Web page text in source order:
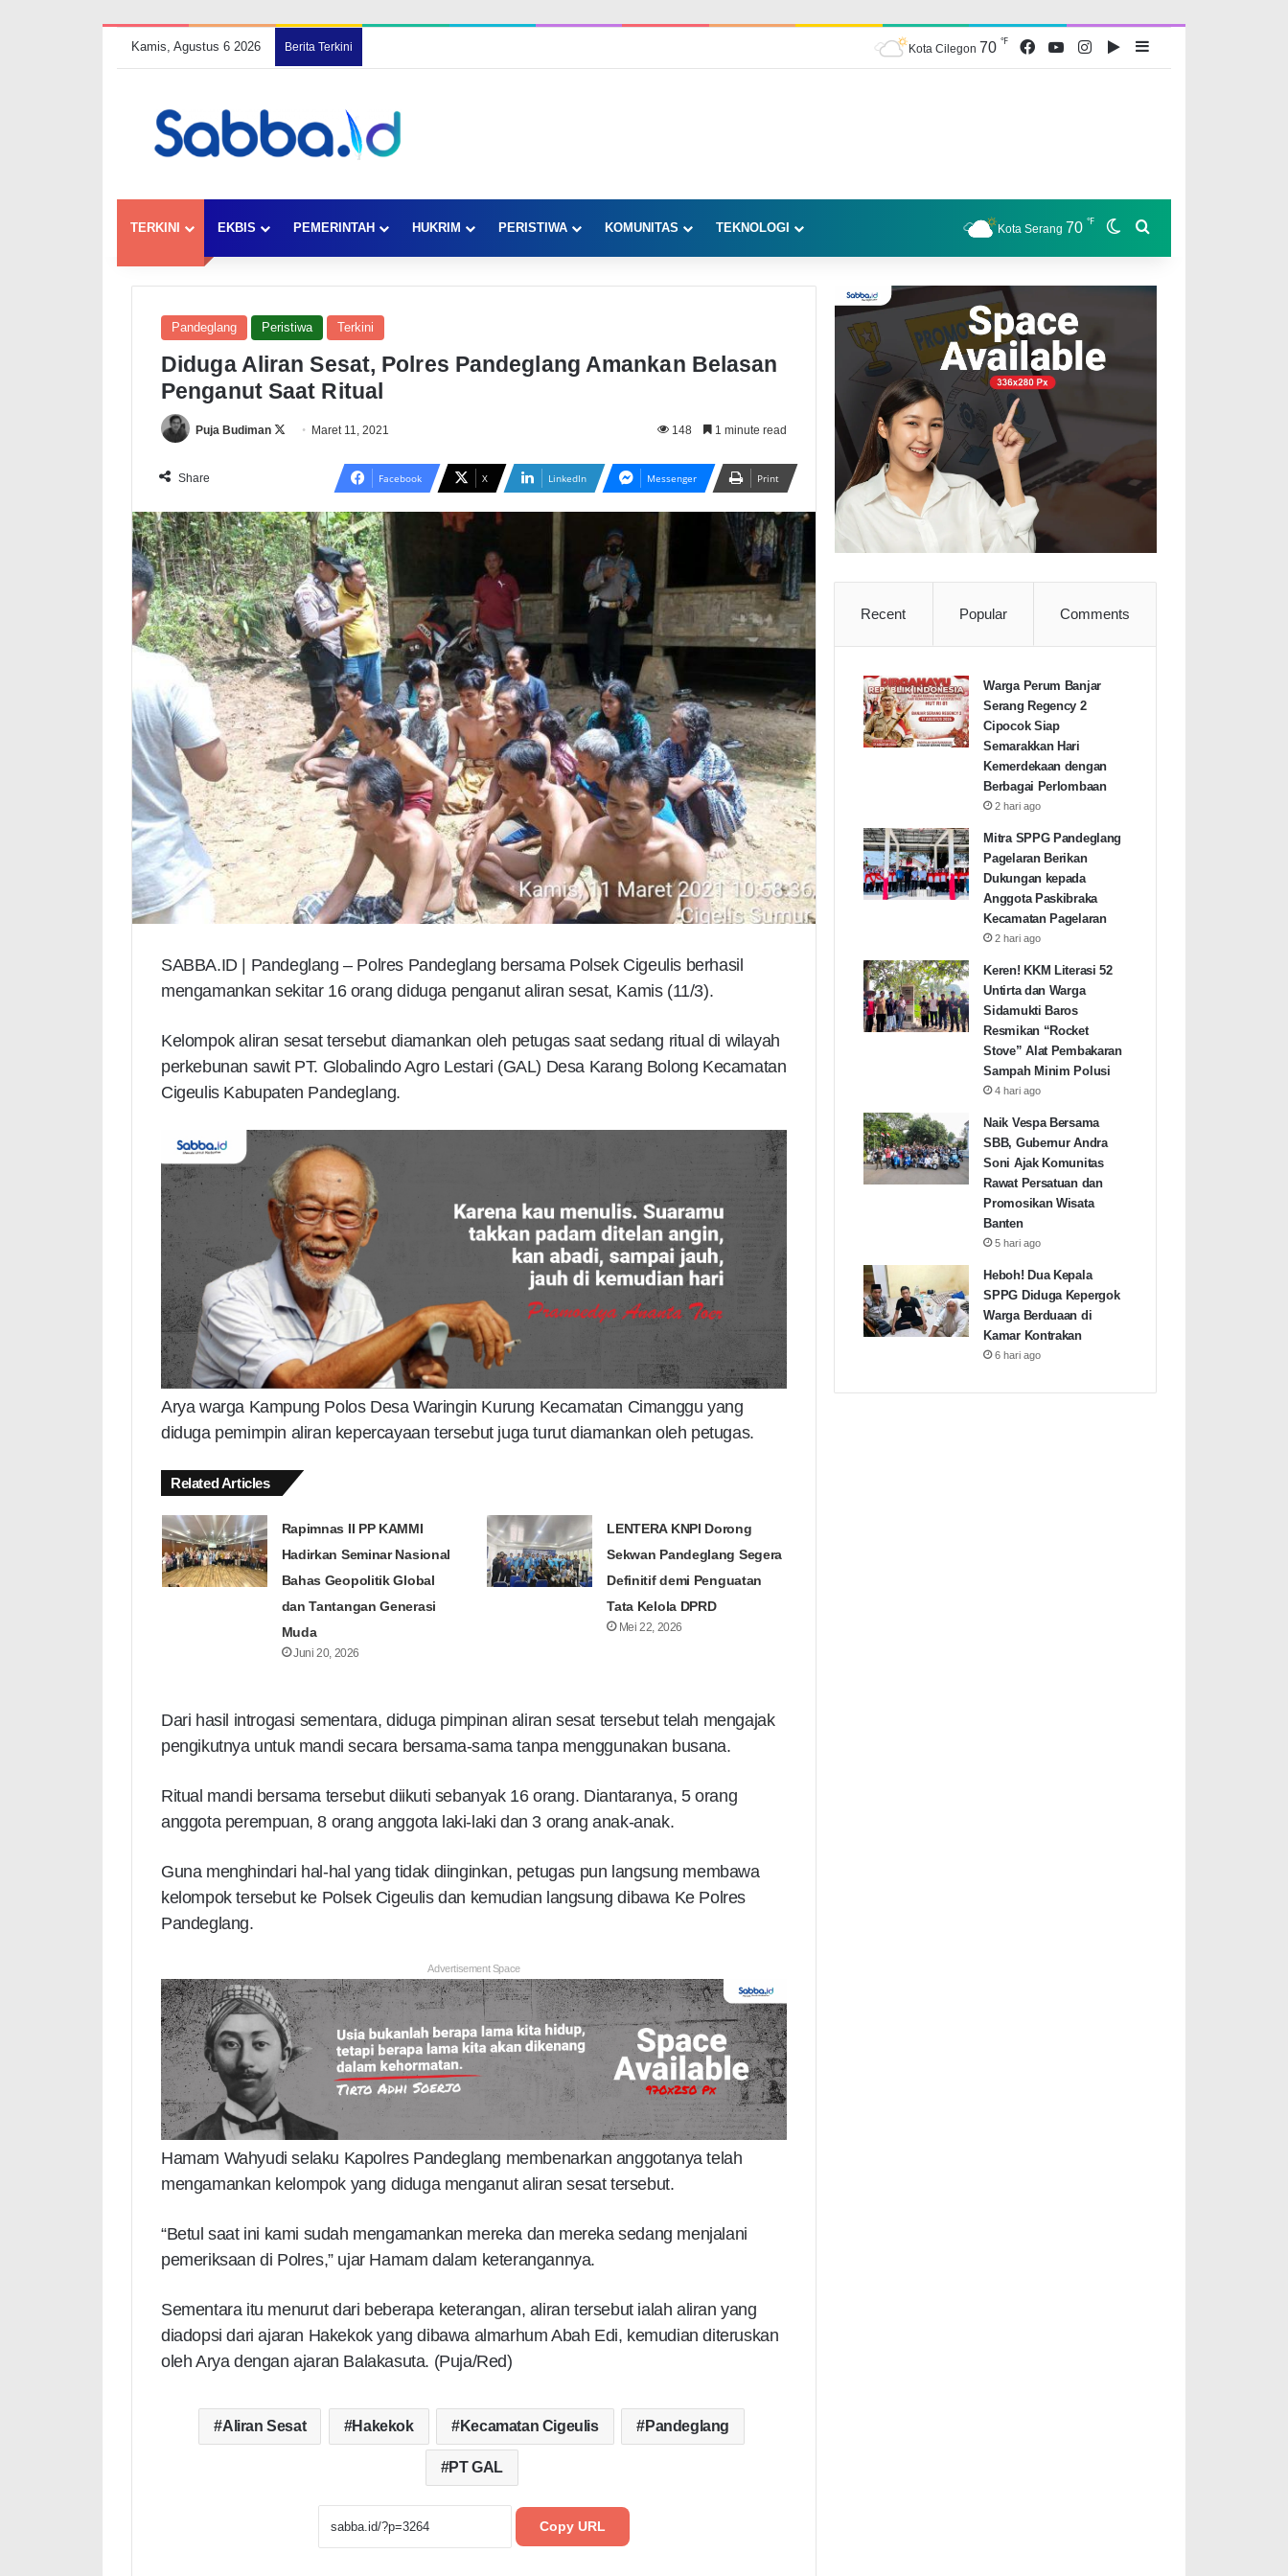
Kamis, Agustus 6 2026 Berita Terkini Kota Cilegon 70 ℉ Facebook
YouTubeInstagramGoogle Play
Sidebar
TERKINI EKBIS PEMERINTAH HUKRIM PERISTIWA KOMUNITAS TEKNOLOGI Kota Serang 70 ℉ Switch skin
Pandeglang Peristiwa Terkini
Diduga Aliran Sesat, Polres Pandeglang Amankan Belasan
Penganut Saat Ritual
Puja Budiman
FollowMaret 11, 2021 148 1 minute read
Share Facebook X LinkedIn Messenger Print
SABBA.ID | Pandeglang – Polres Pandeglang bersama Polsek Cigeulis berhasil
mengamankan sekitar 16 orang diduga penganut aliran sesat, Kamis (11/3).
Kelompok aliran sesat tersebut diamankan oleh petugas saat sedang ritual di wilayah
perkebunan sawit PT. Globalindo Agro Lestari (GAL) Desa Karang Bolong Kecamatan
Cigeulis Kabupaten Pandeglang.
Arya warga Kampung Polos Desa Waringin Kurung Kecamatan Cimanggu yang
diduga pemimpin aliran kepercayaan tersebut juga turut diamankan oleh petugas.
Related Articles
Rapimnas II PP KAMMI
Hadirkan Seminar Nasional
Bahas Geopolitik Global
dan Tantangan Generasi
Muda
Juni 20, 2026
LENTERA KNPI Dorong
Sekwan Pandeglang Segera
Definitif demi Penguatan
Tata Kelola DPRD
Mei 22, 2026
Dari hasil introgasi sementara, diduga pimpinan aliran sesat tersebut telah mengajak
pengikutnya untuk mandi secara bersama-sama tanpa menggunakan busana.
Ritual mandi bersama tersebut diikuti sebanyak 16 orang. Diantaranya, 5 orang
anggota perempuan, 8 orang anggota laki-laki dan 3 orang anak-anak.
Guna menghindari hal-hal yang tidak diinginkan, petugas pun langsung membawa
kelompok tersebut ke Polsek Cigeulis dan kemudian langsung dibawa Ke Polres
Pandeglang.
Advertisement Space
Hamam Wahyudi selaku Kapolres Pandeglang membenarkan anggotanya telah
mengamankan kelompok yang diduga menganut aliran sesat tersebut.
“Betul saat ini kami sudah mengamankan mereka dan mereka sedang menjalani
pemeriksaan di Polres,” ujar Hamam dalam keterangannya.
Sementara itu menurut dari beberapa keterangan, aliran tersebut ialah aliran yang
diadopsi dari ajaran Hakekok yang dibawa almarhum Abah Edi, kemudian diteruskan
oleh Arya dengan ajaran Balakasuta. (Puja/Red)
Aliran Sesat Hakekok Kecamatan Cigeulis Pandeglang
PT GAL
Copy URL
Recent Popular Comments
Warga Perum Banjar
Serang Regency 2
Cipocok Siap
Semarakkan Hari
Kemerdekaan dengan
Berbagai Perlombaan
2 hari ago
Mitra SPPG Pandeglang
Pagelaran Berikan
Dukungan kepada
Anggota Paskibraka
Kecamatan Pagelaran
2 hari ago
Keren! KKM Literasi 52
Untirta dan Warga
Sidamukti Baros
Resmikan “Rocket
Stove” Alat Pembakaran
Sampah Minim Polusi
4 hari ago
Naik Vespa Bersama
SBB, Gubernur Andra
Soni Ajak Komunitas
Rawat Persatuan dan
Promosikan Wisata
Banten
5 hari ago
Heboh! Dua Kepala
SPPG Diduga Kepergok
Warga Berduaan di
Kamar Kontrakan
6 hari ago